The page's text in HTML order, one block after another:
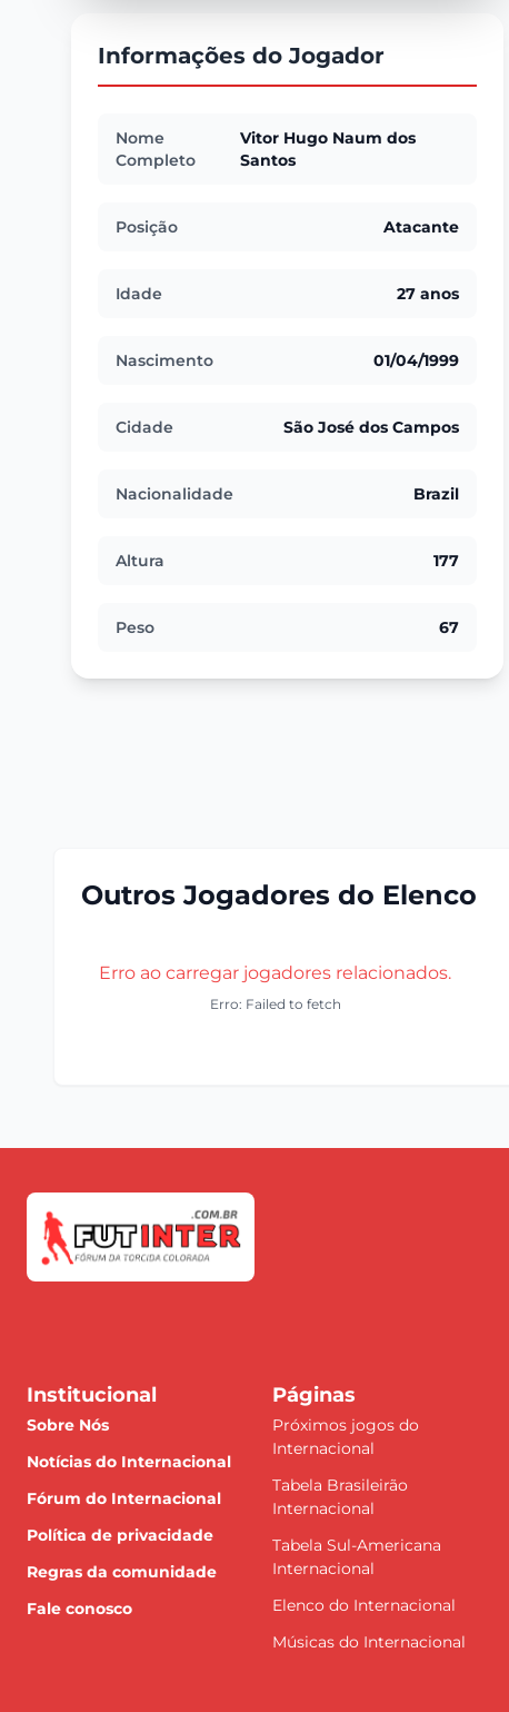
Informações do Jogador
Nome
Completo
Vitor Hugo Naum dos
Santos
Posição Atacante
Idade 27 anos
Nascimento 01/04/1999
Cidade São José dos Campos
Nacionalidade Brazil
Altura 177
Peso 67
Outros Jogadores do Elenco
Erro ao carregar jogadores relacionados.
Erro: Failed to fetch
Institucional
Sobre Nós
Notícias do Internacional
Fórum do Internacional
Política de privacidade
Regras da comunidade
Fale conosco
Páginas
Próximos jogos do
Internacional
Tabela Brasileirão
Internacional
Tabela Sul-Americana
Internacional
Elenco do Internacional
Músicas do Internacional